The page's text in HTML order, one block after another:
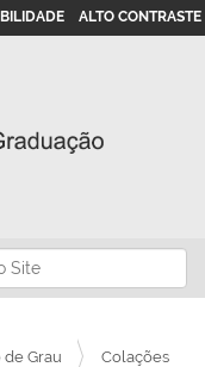
ALTO CONTRASTE
de Grau
Colações